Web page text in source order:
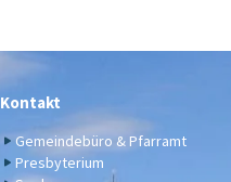
Kontakt
Gemeindebüro & Pfarramt
Presbyterium